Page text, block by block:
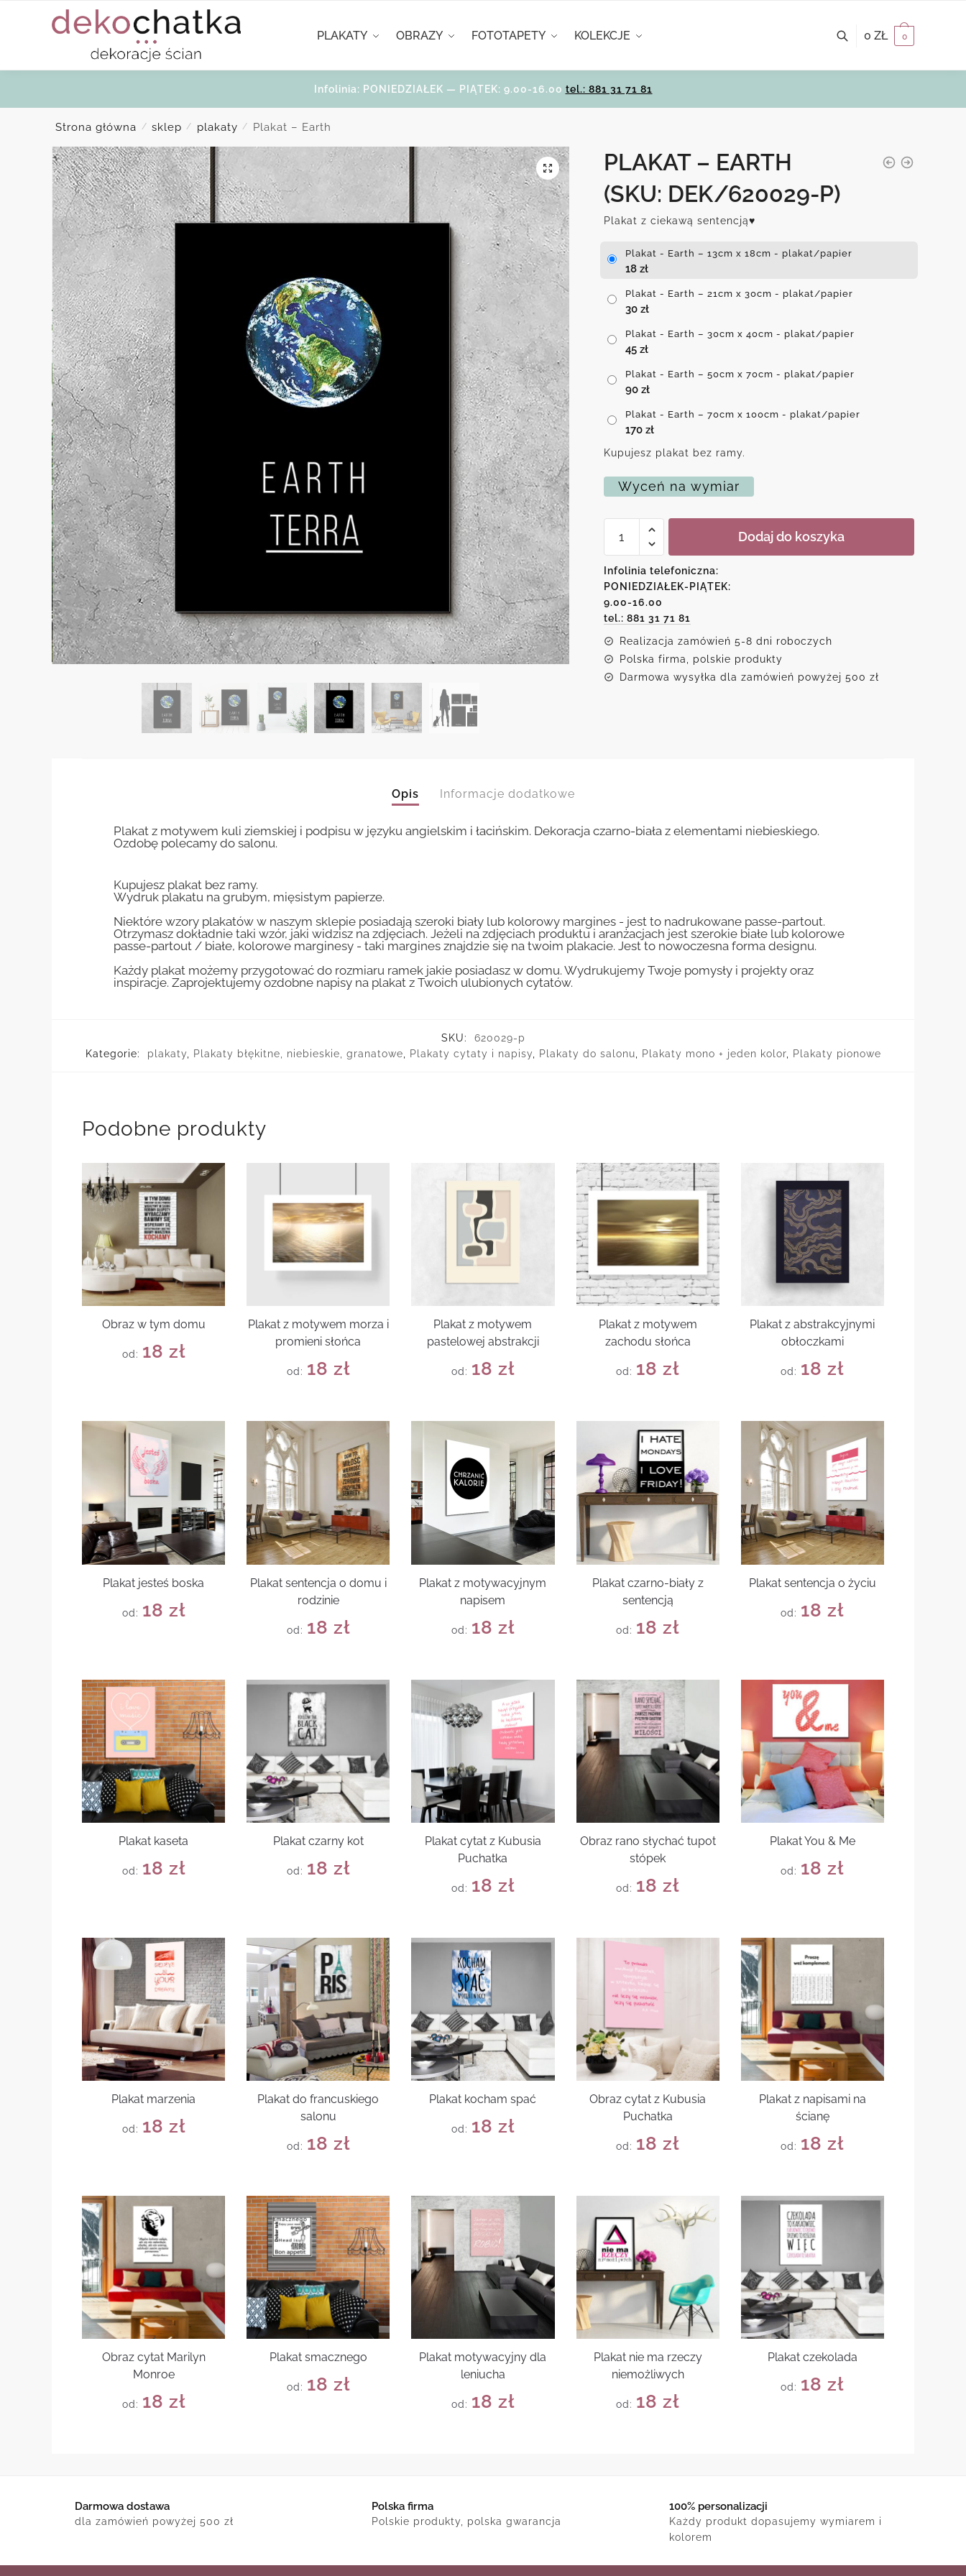
PLAKATY OBRAZY FOTOTAPETY KOLEKCJE 0 ZŁ 0
Infolinia: PONIEDZIAŁEK — PIĄTEK: 9.00-16.00 tel.: 881 31 71 81
Strona główna / sklep / plakaty / Plakat – Earth
PLAKAT – EARTH
(SKU: DEK/620029-P)
Plakat z ciekawą sentencją♥
Plakat - Earth – 13cm x 18cm - plakat/papier
18 zł
Plakat - Earth – 21cm x 30cm - plakat/papier
30 zł
Plakat - Earth – 30cm x 40cm - plakat/papier
45 zł
Plakat - Earth – 50cm x 70cm - plakat/papier
90 zł
Plakat - Earth – 70cm x 100cm - plakat/papier
170 zł
Kupujesz plakat bez ramy.
Wyceń na wymiar
Plakat
Dodaj do koszyka
Infolinia telefoniczna:
PONIEDZIAŁEK-PIĄTEK:
9.00-16.00
tel.: 881 31 71 81
Realizacja zamówień 5-8 dni roboczych
Polska firma, polskie produkty
Darmowa wysyłka dla zamówień powyżej 500 zł
Opis Informacje dodatkowe
Plakat z motywem kuli ziemskiej i podpisu w języku angielskim i łacińskim. Dekoracja czarno-biała z elementami niebieskiego.
Ozdobę polecamy do salonu.
Kupujesz plakat bez ramy.
Wydruk plakatu na grubym, mięsistym papierze.
Niektóre wzory plakatów w naszym sklepie posiadają szeroki biały lub kolorowy margines - jest to nadrukowane passe-partout.
Otrzymasz dokładnie taki wzór, jaki widzisz na zdjęciach. Jeżeli na zdjęciach produktu i aranżacjach jest szerokie białe lub kolorowe
passe-partout / białe, kolorowe marginesy - taki margines znajdzie się na twoim plakacie. Jest to nowoczesna forma designu.
Każdy plakat możemy przygotować do rozmiaru ramek jakie posiadasz w domu. Wydrukujemy Twoje pomysły i projekty oraz
inspiracje. Zaprojektujemy ozdobne napisy na plakat z Twoich ulubionych cytatów.
SKU:
620029-p
Kategorie:
plakaty, Plakaty błękitne, niebieskie, granatowe, Plakaty cytaty i napisy, Plakaty do salonu, Plakaty mono + jeden kolor, Plakaty pionowe
Podobne produkty
Obraz w tym domu
od: 18 zł
Plakat z motywem morza i
promieni słońca
od: 18 zł
Plakat z motywem
pastelowej abstrakcji
od: 18 zł
Plakat z motywem
zachodu słońca
od: 18zł
Plakat z abstrakcyjnymi
obłoczkami
od: 18zł
Plakat jesteś boska
od: 18 zł
Plakat sentencja o domu i
rodzinie
od: 18 zł
Plakat z motywacyjnym
napisem
od: 18 zł
Plakat czarno-biały z
sentencją
od: 18zł
Plakat sentencja o życiu
od: 18zł
Plakat kaseta
od: 18 zł
Plakat czarny kot
od: 18 zł
Plakat cytat z Kubusia
Puchatka
od: 18 zł
Obraz rano słychać tupot
stópek
od: 18zł
Plakat You & Me
od: 18zł
Plakat marzenia
od: 18 zł
Plakat do francuskiego
salonu
od: 18 zł
Plakat kocham spać
od: 18 zł
Obraz cytat z Kubusia
Puchatka
od: 18zł
Plakat z napisami na
ścianę
od: 18zł
Obraz cytat Marilyn
Monroe
od: 18 zł
Plakat smacznego
od: 18 zł
Plakat motywacyjny dla
leniucha
od: 18 zł
Plakat nie ma rzeczy
niemożliwych
od: 18zł
Plakat czekolada
od: 18zł
Darmowa dostawa
dla zamówień powyżej 500 zł
Polska firma
Polskie produkty, polska gwarancja
100% personalizacji
Każdy produkt dopasujemy wymiarem i
kolorem